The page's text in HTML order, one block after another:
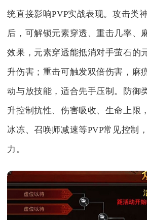
统直接影响PVP实战表现。攻击类
后，可解锁元素穿透、重击几率、
效果，元素穿透能抵消对手萤石的
升伤害；重击可触发双倍伤害，麻
动与放技能，适合先手压制。防御
升控制抗性、伤害吸收、生命上限
冰冻、召唤师减速等PVP常见控制
力。